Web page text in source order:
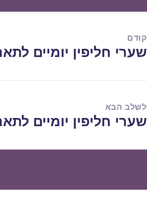
קודם
הפוסט
שערי חליפין יומיים לתאריך 06/
לשלב הבא
הפוסט
שערי חליפין יומיים לתאריך 07/